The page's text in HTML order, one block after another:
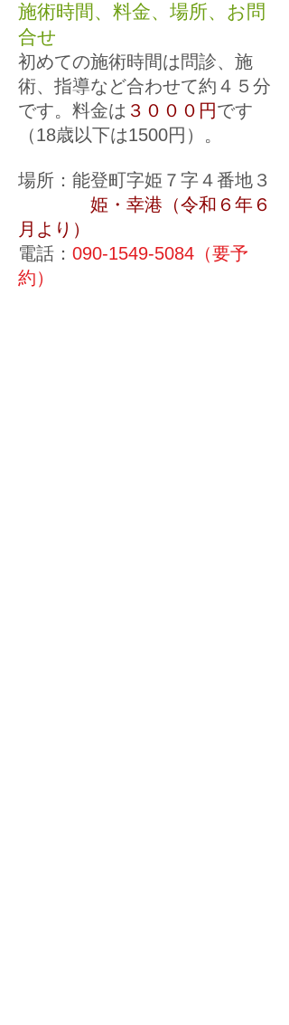
施術時間、料金、場所、お問
合せ
初めての施術時間は問診、施
術、指導など合わせて約４５分
です。料金は ３０００円です
（18歳以下は1500円）。
場所：能登町字姫７字４番地３
姫・幸港（令和６年６
月より）
電話： 090-1549-5084 （要予
約）